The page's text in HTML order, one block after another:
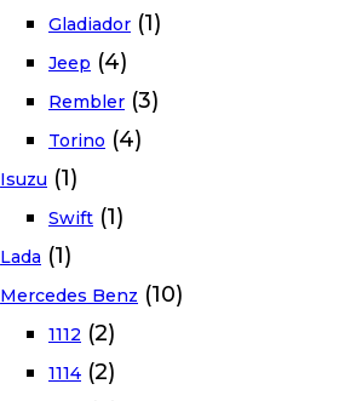
Gladiador (1)
Jeep (4)
Rembler (3)
Torino (4)
Isuzu (1)
Swift (1)
Lada (1)
Mercedes Benz (10)
1112 (2)
1114 (2)